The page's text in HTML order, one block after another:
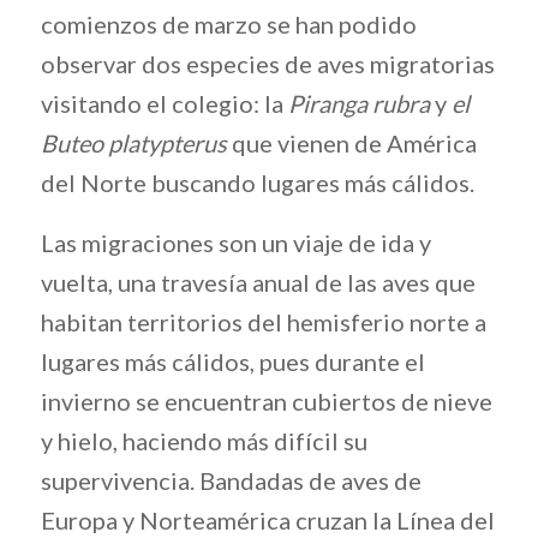
comienzos de marzo se han podido
observar dos especies de aves migratorias
visitando el colegio: la Piranga rubrayel
Buteo platypterusque vienen de América
del Norte buscando lugares más cálidos.
Las migraciones son un viaje de ida y
vuelta, una travesía anual de las aves que
habitan territorios del hemisferio norte a
lugares más cálidos, pues durante el
invierno se encuentran cubiertos de nieve
y hielo, haciendo más difícil su
supervivencia. Bandadas de aves de
Europa y Norteamérica cruzan la Línea del